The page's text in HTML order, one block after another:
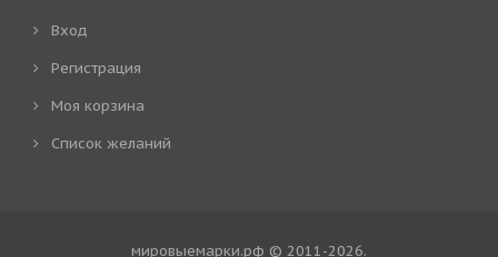
Вход
Регистрация
Моя корзина
Cписок желаний
мировыемарки.рф © 2011-2026.